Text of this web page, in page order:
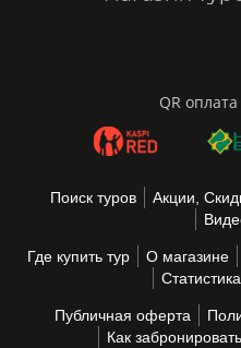
QR
Поиск туров Акции,
Где купить тур О магазине
Публичная оферта
Как